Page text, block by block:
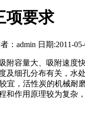
项要求
：admin 日期:2011-
容量大、吸附速度
及细孔分布有关，水
宜，活性炭的机械耐
作用原理较为复杂